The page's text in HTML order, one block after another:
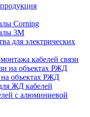
Corning
3M
для электрических
кабелей связи
объектах РЖД
ЖД кабелей
с алюминиевой